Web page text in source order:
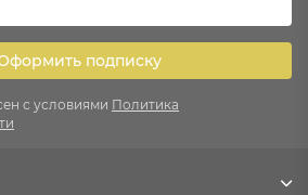
подписку
с условиями Политика